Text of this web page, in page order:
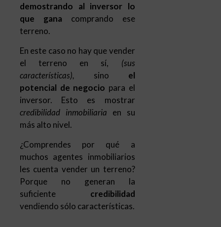
demostrando al inversor lo
que gana comprando ese
terreno.
En este caso no hay que vender
el terreno en sí, (sus
características), sino el
potencial de negocio para el
inversor. Esto es mostrar
credibilidad inmobiliaria en su
más alto nivel.
¿Comprendes por qué a
muchos agentes inmobiliarios
les cuenta vender un terreno?
Porque no generan la
suficiente credibilidad
vendiendo sólo características.